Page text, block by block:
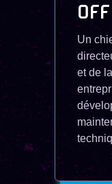
Un
et de